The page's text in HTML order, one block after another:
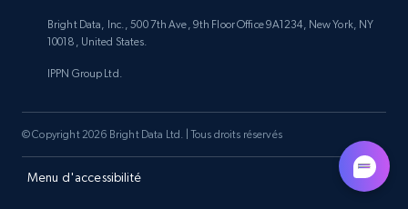
Bright Data, Inc., 500 7th Ave, 9th Floor Office 9A1234, New York, NY
10018, United States.
IPPN Group Ltd.
Menu d'accessibilité
© Copyright 2026 Bright Data Ltd. | Tous droits réservés